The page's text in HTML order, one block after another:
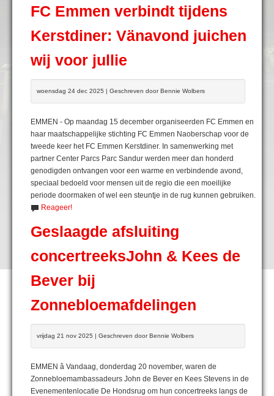
FC Emmen verbindt tijdens
Kerstdiner: Vänavond juichen
wij voor jullie
woensdag 24 dec 2025 | Geschreven door Bennie Wolbers
EMMEN - Op maandag 15 december organiseerden FC Emmen en
haar maatschappelijke stichting FC Emmen Naoberschap voor de
tweede keer het FC Emmen Kerstdiner. In samenwerking met
partner Center Parcs Parc Sandur werden meer dan honderd
genodigden ontvangen voor een warme en verbindende avond,
speciaal bedoeld voor mensen uit de regio die een moeilijke
periode doormaken of wel een steuntje in de rug kunnen gebruiken.
Reageer!
Geslaagde afsluiting
concertreeksJohn & Kees de
Bever bij
Zonnebloemafdelingen
vrijdag 21 nov 2025 | Geschreven door Bennie Wolbers
EMMEN â Vandaag, donderdag 20 november, waren de
Zonnebloemambassadeurs John de Bever en Kees Stevens in de
Evenementenlocatie De Hondsrug om hun concertreeks langs de